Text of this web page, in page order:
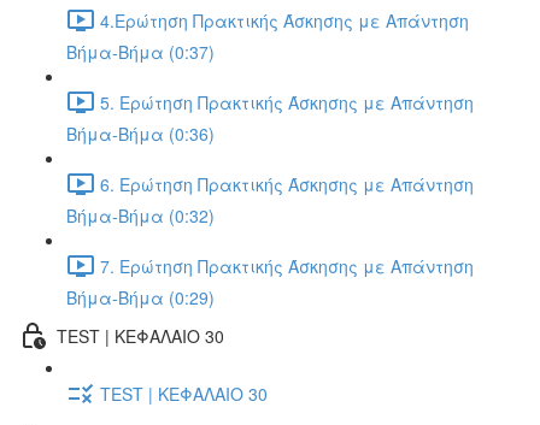
4.Ερώτηση Πρακτικής Άσκησης με Απάντηση
Βήμα-Βήμα (0:37)
5. Ερώτηση Πρακτικής Άσκησης με Απάντηση
Βήμα-Βήμα (0:36)
6. Ερώτηση Πρακτικής Άσκησης με Απάντηση
Βήμα-Βήμα (0:32)
7. Ερώτηση Πρακτικής Άσκησης με Απάντηση
Βήμα-Βήμα (0:29)
TEST | ΚΕΦΑΛΑΙΟ 30
TEST | ΚΕΦΑΛΑΙΟ 30